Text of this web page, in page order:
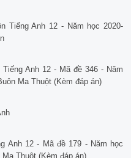
Tiếng Anh 12 - Năm học 2020-
Anh 12 - Mã đề 346 - Năm
Ma Thuột (Kèm đáp án)
Anh 12 - Mã đề 179 - Năm học
Thuột (Kèm đáp án)